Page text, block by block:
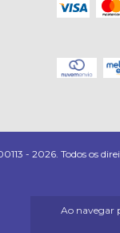
Ao navegar
- 2026. Todos os